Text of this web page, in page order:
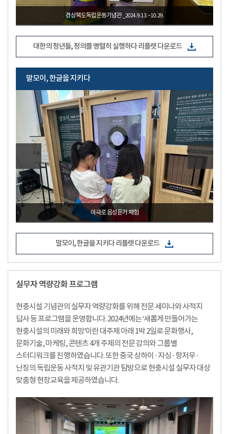
박열의사기념관_2024. 8. 1. ~ 9. 10.
대한의 청년들, 정의를 맹렬히 실행하다 리플렛 다운로드
말모이, 한글을 지키다
광주백범기념관_2024. 9. 5. ~ 11. 10.
말모이, 한글을 지키다 리플렛 다운로드
실무자 역량강화 프로그램
현충시설 기념관의 실무자 역량강화를 위해 전문 세미나와 사적지
답사 등 프로그램을 운영합니다. 2024년에는 ‘새롭게 만들어가는
현충시설의 미래와 희망’이란 대주제 아래 1박 2일로 문화행사,
문화기술, 마케팅, 콘텐츠 4개 주제의 전문 강의와 그룹별
스터디워크를 진행하였습니다. 또한 중국 상하이 · 자싱 · 항저우 ·
난징의 독립운동 사적지 및 유관기관 탐방으로 현충시설 실무자 대상
맞춤형 현장교육을 제공하였습니다.